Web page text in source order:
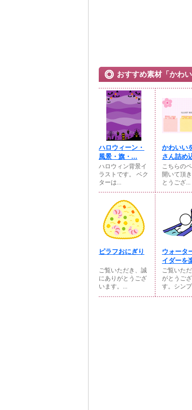
おすすめ素材「かわい
ハロウィーン・
風景・旗・...
ハロウィン背景イ
ラストです。 ベク
ターは...
かわいい
さん詰め
こちらの
開いて頂
とうござ...
ピラフおにぎり
ご覧いただき、誠
にありがとうござ
います。...
ウォータ
イダーを
ご覧いた
がとうご
す。シン